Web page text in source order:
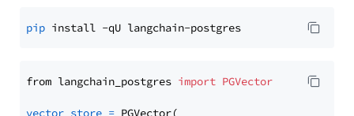
pip
from langchain_postgres import PGVector
vector_store = PGVector(